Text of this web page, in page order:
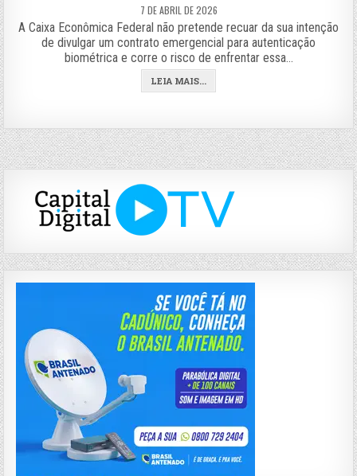
7 DE ABRIL DE 2026
A Caixa Econômica Federal não pretende recuar da sua intenção
de divulgar um contrato emergencial para autenticação
biométrica e corre o risco de enfrentar essa…
LEIA MAIS...